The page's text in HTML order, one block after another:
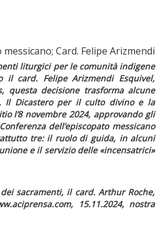
Card. Felipe Arizmendi
liturgici per le comunità indigene
il card. Felipe Arizmendi Esquivel,
questa decisione trasforma alcune
Il Dicastero per il culto divino e la
l’8 novembre 2024, approvando gli
dell’episcopato messicano
tre: il ruolo di guida, in alcuni
e il servizio delle «incensatrici»
sacramenti, il card. Arthur Roche,
15.11.2024, nostra